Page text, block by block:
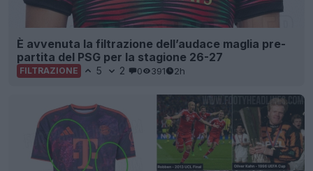
È avvenuta la filtrazione dell’audace maglia pre-
partita del PSG per la stagione 26-27
FILTRAZIONE 5 2 0 391 2h